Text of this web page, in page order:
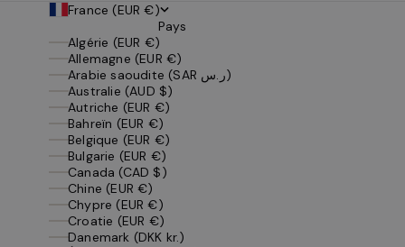
France (EUR €)
Pays
Algérie (EUR €)
Allemagne (EUR €)
Arabie saoudite (SAR ر.س)
Australie (AUD $)
Autriche (EUR €)
Bahreïn (EUR €)
Belgique (EUR €)
Bulgarie (EUR €)
Canada (CAD $)
Chine (EUR €)
Chypre (EUR €)
Croatie (EUR €)
Danemark (DKK kr.)